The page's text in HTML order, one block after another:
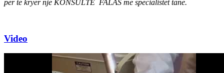
per te kryer nje KONSULTE FALAS me specialistet tane.
Video